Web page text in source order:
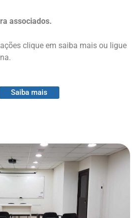
associados.
clique em saiba mais ou ligue
Saiba mais